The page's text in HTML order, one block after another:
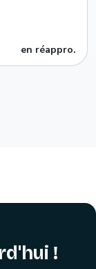
en réappro.
!